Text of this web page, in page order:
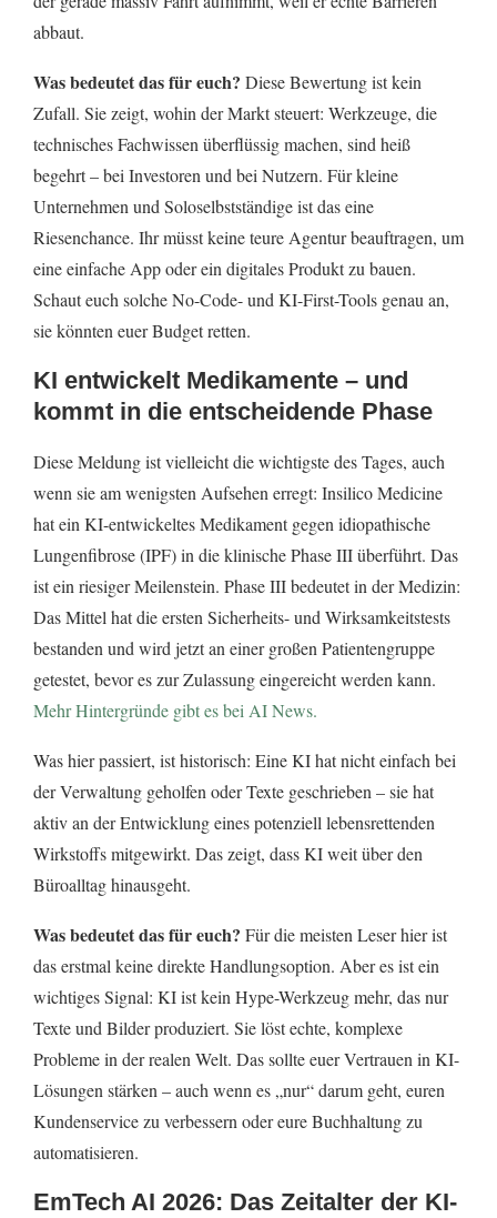
abbaut.
Was bedeutet das für euch? Diese Bewertung ist kein
Zufall. Sie zeigt, wohin der Markt steuert: Werkzeuge, die
technisches Fachwissen überflüssig machen, sind heiß
begehrt – bei Investoren und bei Nutzern. Für kleine
Unternehmen und Soloselbstständige ist das eine
Riesenchance. Ihr müsst keine teure Agentur beauftragen, um
eine einfache App oder ein digitales Produkt zu bauen.
Schaut euch solche No-Code- und KI-First-Tools genau an,
sie könnten euer Budget retten.
KI entwickelt Medikamente – und
kommt in die entscheidende Phase
Diese Meldung ist vielleicht die wichtigste des Tages, auch
wenn sie am wenigsten Aufsehen erregt: Insilico Medicine
hat ein KI-entwickeltes Medikament gegen idiopathische
Lungenfibrose (IPF) in die klinische Phase III überführt. Das
ist ein riesiger Meilenstein. Phase III bedeutet in der Medizin:
Das Mittel hat die ersten Sicherheits- und Wirksamkeitstests
bestanden und wird jetzt an einer großen Patientengruppe
getestet, bevor es zur Zulassung eingereicht werden kann.
Mehr Hintergründe gibt es bei AI News.
Was hier passiert, ist historisch: Eine KI hat nicht einfach bei
der Verwaltung geholfen oder Texte geschrieben – sie hat
aktiv an der Entwicklung eines potenziell lebensrettenden
Wirkstoffs mitgewirkt. Das zeigt, dass KI weit über den
Büroalltag hinausgeht.
Was bedeutet das für euch? Für die meisten Leser hier ist
das erstmal keine direkte Handlungsoption. Aber es ist ein
wichtiges Signal: KI ist kein Hype-Werkzeug mehr, das nur
Texte und Bilder produziert. Sie löst echte, komplexe
Probleme in der realen Welt. Das sollte euer Vertrauen in KI-
Lösungen stärken – auch wenn es „nur“ darum geht, euren
Kundenservice zu verbessern oder eure Buchhaltung zu
automatisieren.
EmTech AI 2026: Das Zeitalter der KI-